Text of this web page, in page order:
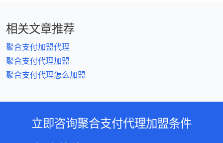
相关文章推荐
聚合支付加盟代理
聚合支付代理加盟
聚合支付代理怎么加盟
立即咨询聚合支付代理加盟条件